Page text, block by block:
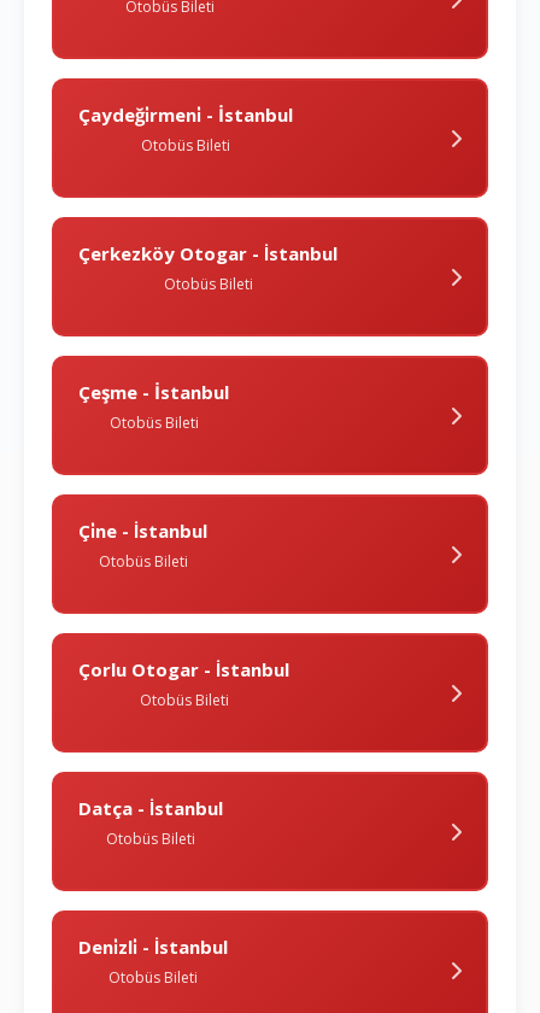
Otobüs Bileti
Çaydeği̇rmeni̇ - İstanbul
Otobüs Bileti
Çerkezköy Otogar - İstanbul
Otobüs Bileti
Çeşme - İstanbul
Otobüs Bileti
Çi̇ne - İstanbul
Otobüs Bileti
Çorlu Otogar - İstanbul
Otobüs Bileti
Datça - İstanbul
Otobüs Bileti
Deni̇zli̇ - İstanbul
Otobüs Bileti